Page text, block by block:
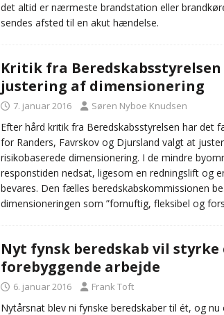
det altid er nærmeste brandstation eller
sendes afsted til en akut hændelse.
Kritik fra
justering af dimensionering
7. januar 2016 Søren Nyboe Knudsen
Efter hård kritik fra Beredskabsstyrelsen har det
for Randers, Favrskov og Djursland valgt at
risikobaserede dimensionering. I de mindre
responstiden nedsat, ligesom en redningslift og
bevares. Den fælles beredskabskommissionen
dimensioneringen som ”fornuftig, fleksibel og
Nyt fynsk beredskab vil styrke
forebyggende arbejde
6. januar 2016 Frank Toft
Nytårsnat blev ni fynske beredskaber til ét, og nu